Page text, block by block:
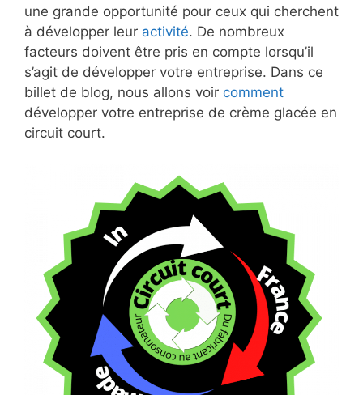
une grande opportunité pour ceux qui cherchent
à développer leur activité. De nombreux
facteurs doivent être pris en compte lorsqu’il
s’agit de développer votre entreprise. Dans ce
billet de blog, nous allons voir comment
développer votre entreprise de crème glacée en
circuit court.